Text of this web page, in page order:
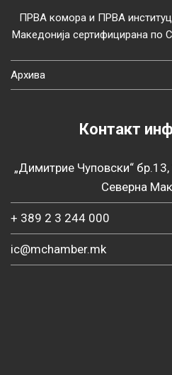
ПРВА комора и ПРВА
Македонија сертифицирана
Архива
Контакт
„Димитрие Чуповски“
Северна
+ 389 2 3 244 000
ic@mchamber.mk